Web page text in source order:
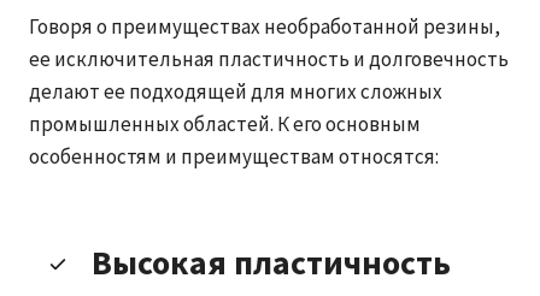
Говоря о преимуществах необработанной резины,
ее исключительная пластичность и долговечность
делают ее подходящей для многих сложных
промышленных областей. К его основным
особенностям и преимуществам относятся:
Высокая пластичность